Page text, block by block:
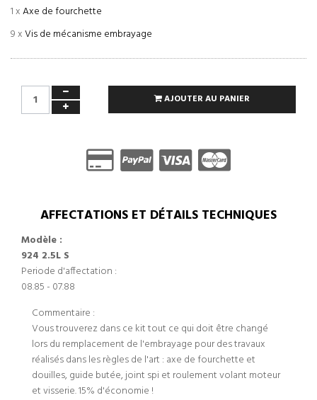
1 xAxe de fourchette
9 xVis de mécanisme embrayage
AJOUTER AU PANIER
AFFECTATIONS ET DÉTAILS TECHNIQUES
Modèle :
924 2.5L S
Periode d'affectation :
08.85 - 07.88
Commentaire :
Vous trouverez dans ce kit tout ce qui doit être changé
lors du remplacement de l'embrayage pour des travaux
réalisés dans les règles de l'art : axe de fourchette et
douilles, guide butée, joint spi et roulement volant moteur
et visserie. 15% d'économie !